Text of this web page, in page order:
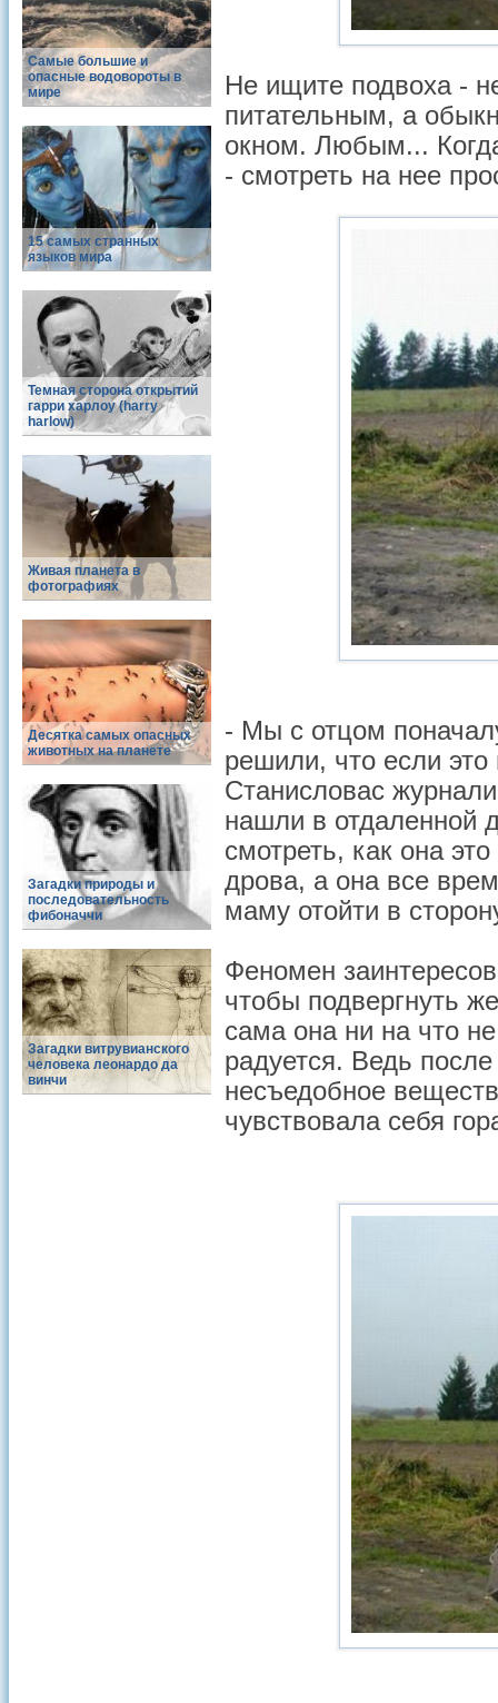
Самые большие и
опасные водовороты в
мире
15 самых странных
языков мира
Темная сторона открытий
гарри харлоу (harry
harlow)
Живая планета в
фотографиях
Десятка самых опасных
животных на планете
Загадки природы и
последовательность
фибоначчи
Загадки витрувианского
человека леонардо да
винчи
Не ищите подвоха -
питательным, а
окном. Любым...
- смотреть на нее
- Мы с отцом
решили, что если это
Станисловас
нашли в отдаленной
смотреть, как она
дрова, а она все
маму отойти в
Феномен
чтобы подвергнуть
сама она ни на что
радуется. Ведь
несъедобное
чувствовала себя